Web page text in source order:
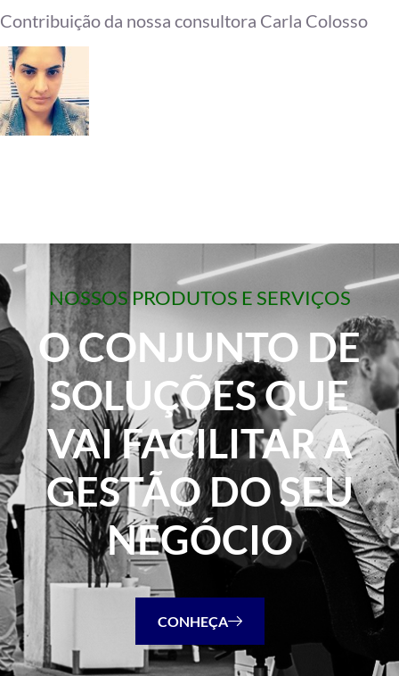
Contribuição da nossa consultora Carla Colosso
NOSSOS PRODUTOS E SERVIÇOS
O CONJUNTO DE
SOLUÇÕES QUE
VAI FACILITAR A
GESTÃO DO SEU
NEGÓCIO
CONHEÇA